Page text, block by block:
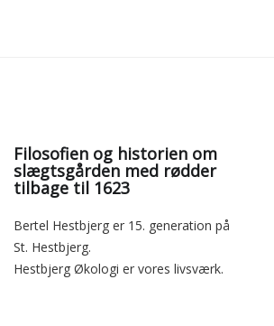
Filosofien og historien om
slægtsgården med rødder
tilbage til 1623
Bertel Hestbjerg er 15. generation på
St. Hestbjerg.
Hestbjerg Økologi er vores livsværk.